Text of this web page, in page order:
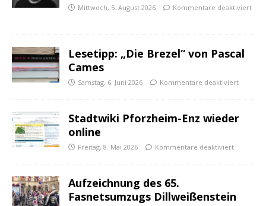
Mittwoch, 5. August 2026 Kommentare deaktiviert
Lesetipp: „Die Brezel“ von Pascal
Cames
Samstag, 6. Juni 2026 Kommentare deaktiviert
Stadtwiki Pforzheim-Enz wieder
online
Freitag, 8. Mai 2026 Kommentare deaktiviert
Aufzeichnung des 65.
Fasnetsumzugs Dillweißenstein